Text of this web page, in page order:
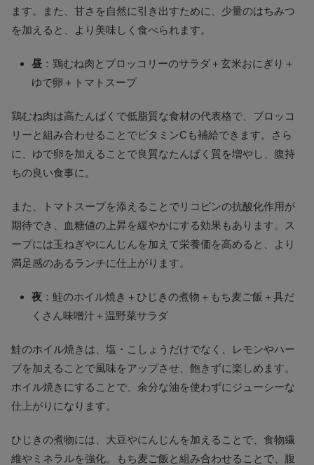
ます。また、甘さを自然に引き出すために、少量のはちみつ
を加えると、より美味しく食べられます。
昼 ：鶏むね肉とブロッコリーのサラダ＋玄米おにぎり＋
ゆで卵＋トマトスープ
鶏むね肉は高たんぱくで低脂質な食材の代表格で、ブロッコ
リーと組み合わせることでビタミンCも補給できます。さら
に、ゆで卵を加えることで良質なたんぱく質を増やし、腹持
ちの良い食事に。
また、トマトスープを添えることでリコピンの抗酸化作用が
期待でき、血糖値の上昇を緩やかにする効果もあります。ス
ープには玉ねぎやにんじんを加えて栄養価を高めると、より
満足感のあるランチに仕上がります。
夜 ：鮭のホイル焼き＋ひじきの煮物＋もち麦ご飯＋具だ
くさん味噌汁＋温野菜サラダ
鮭のホイル焼きは、塩・こしょうだけでなく、レモンやハー
ブを加えることで風味をアップさせ、飽きずに楽しめます。
ホイル焼きにすることで、余分な油を使わずにジューシーな
仕上がりになります。
ひじきの煮物には、大豆やにんじんを加えることで、食物繊
維やミネラルを強化。もち麦ご飯と組み合わせることで、腹